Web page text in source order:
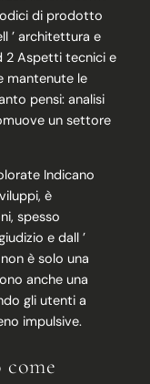
di prodotto
’ architettura e
2 Aspetti tecnici e
mantenute le
pensi: analisi
un settore
Indicano
è
spesso
e dall ’
è solo una
anche una
gli utenti a
impulsive.